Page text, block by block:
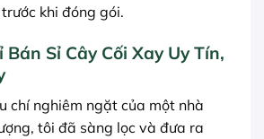
trước khi đóng gói.
Sỉ Cây Cối Xay Uy Tín,
chí nghiêm ngặt của một nhà
tôi đã sàng lọc và đưa ra